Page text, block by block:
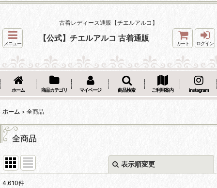
古着レディース通販【チエルアルコ】
メニュー
【公式】チエルアルコ 古着通販
カート ログイン
ホーム 商品カテゴリ マイページ 商品検索 ご利用案内 instagram
ホーム > 全商品
全商品
表示順変更
4,610件